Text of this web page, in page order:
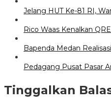
Jelang HUT Ke-81 RI,
Rico Waas Kenalkan
Bapenda Medan
Pedagang Pusat Pasar
Tinggalkan